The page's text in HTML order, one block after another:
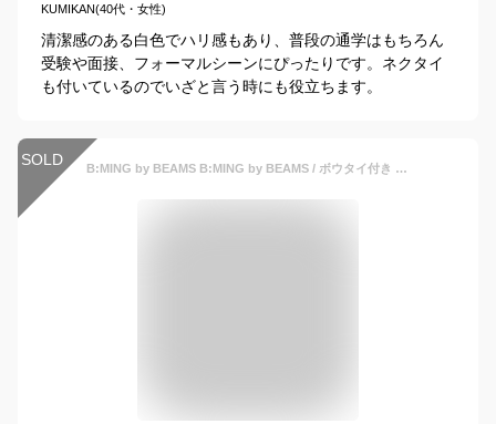
KUMIKAN(40代・女性)
清潔感のある白色でハリ感もあり、普段の通学はもちろん
受験や面接、フォーマルシーンにぴったりです。ネクタイ
も付いているのでいざと言う時にも役立ちます。
SOLD B:MING by BEAMS B:MING by BEAMS / ボウタイ付き シャツ(90~130cm) フォーマル オケージョン セレモニー 入園入学 卒園卒業 ビーミング ライフストア バイ ビームス シャツ/ブラウス 長袖シャツ ホワイト ピンク イエロー ブルー【送料無料】